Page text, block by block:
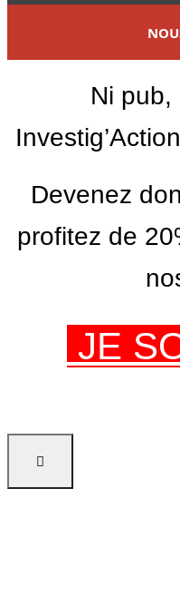
Ni pub,
Devenez
profitez de
JE